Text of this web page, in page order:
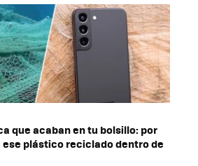
que acaban en tu bolsillo: por
ese plástico reciclado dentro de